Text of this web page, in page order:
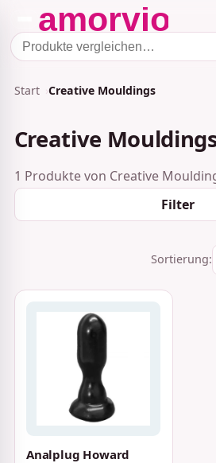
Start Creative Mouldings
Creative
1 Produkte von Creative
Filter
Sortierung:
Analplug Howard